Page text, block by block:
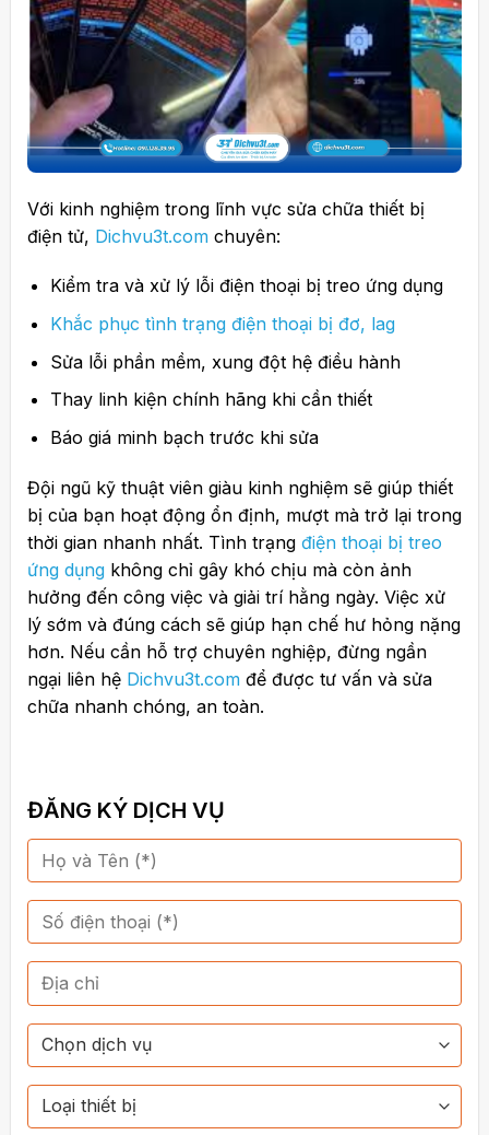
Với kinh nghiệm trong lĩnh vực sửa chữa thiết bị
điện tử, Dichvu3t.comchuyên:
Kiểm tra và xử lý lỗi điện thoại bị treo ứng dụng
Khắc phục tình trạng điện thoại bị đơ, lag
Sửa lỗi phần mềm, xung đột hệ điều hành
Thay linh kiện chính hãng khi cần thiết
Báo giá minh bạch trước khi sửa
Đội ngũ kỹ thuật viên giàu kinh nghiệm sẽ giúp thiết
bị của bạn hoạt động ổn định, mượt mà trở lại trong
thời gian nhanh nhất. Tình trạng điện thoại bị treo
ứng dụngkhông chỉ gây khó chịu mà còn ảnh
hưởng đến công việc và giải trí hằng ngày. Việc xử
lý sớm và đúng cách sẽ giúp hạn chế hư hỏng nặng
hơn. Nếu cần hỗ trợ chuyên nghiệp, đừng ngần
ngại liên hệ Dichvu3t.comđể được tư vấn và sửa
chữa nhanh chóng, an toàn.
ĐĂNG KÝ DỊCH VỤ